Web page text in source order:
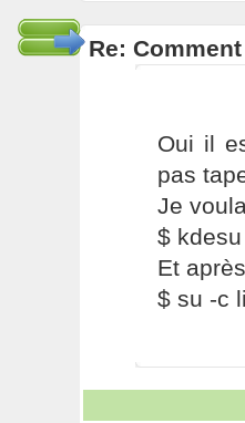
Re:
Oui il
pas
Je
$
Et après
$ su -c